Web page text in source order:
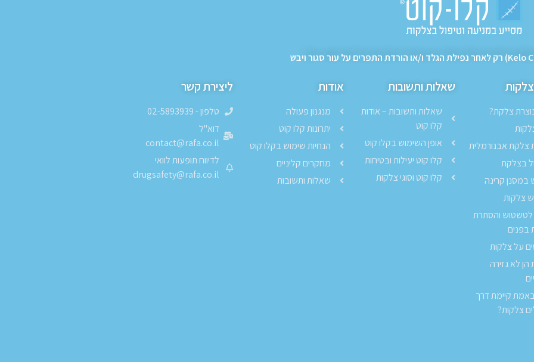
צלקת?
צלקת אבנורמלית
בצלקת
במסנן קרינה
צלקות
לטשטוש והסתרת
בפנים
על צלקות
הן לא גזירה
קיימת דרך
צלקות?
שאלות ותשובות
שאלות ותשובות – אודות
קלו קוט
אופן השימוש בקלו קוט
קלו קוט יעילות ובטיחות
קלו קוט וסוגי צלקות
אודות
מנגנון פעולה
יתרונות קלו קוט
הנחיות שימוש בקלו קוט
מחקרים קליניים
שאלות ותשובות
ליצירת קשר
טלפון - 02-5893939
דוא"ל
contact@rafa.co.il
לדיווח תופעות לוואי
drugsafety@rafa.co.il